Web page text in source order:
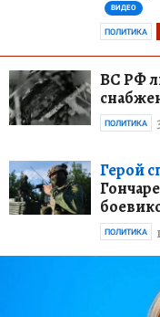
ВИДЕО
ПОЛИТИКА
ВС РФ
ПОЛИТИКА
Герой
ПОЛИТИКА